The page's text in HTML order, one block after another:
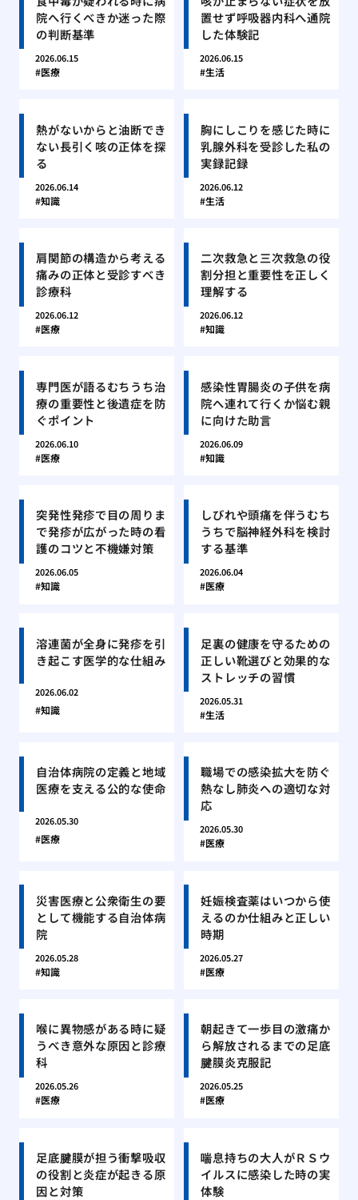
院へ行くべきか迷った際
の判断基準
2026.06.15
医療
置せず呼吸器内科へ通院
した体験記
2026.06.15
生活
熱がないからと油断でき
ない長引く咳の正体を探
る
2026.06.14
知識
胸にしこりを感じた時に
乳腺外科を受診した私の
実録記録
2026.06.12
生活
肩関節の構造から考える
痛みの正体と受診すべき
診療科
2026.06.12
医療
二次救急と三次救急の役
割分担と重要性を正しく
理解する
2026.06.12
知識
専門医が語るむちうち治
療の重要性と後遺症を防
ぐポイント
2026.06.10
医療
感染性胃腸炎の子供を病
院へ連れて行くか悩む親
に向けた助言
2026.06.09
知識
突発性発疹で目の周りま
で発疹が広がった時の看
護のコツと不機嫌対策
2026.06.05
知識
しびれや頭痛を伴うむち
うちで脳神経外科を検討
する基準
2026.06.04
医療
溶連菌が全身に発疹を引
き起こす医学的な仕組み
2026.06.02
知識
足裏の健康を守るための
正しい靴選びと効果的な
ストレッチの習慣
2026.05.31
生活
自治体病院の定義と地域
医療を支える公的な使命
2026.05.30
医療
職場での感染拡大を防ぐ
熱なし肺炎への適切な対
応
2026.05.30
医療
災害医療と公衆衛生の要
として機能する自治体病
院
2026.05.28
知識
妊娠検査薬はいつから使
えるのか仕組みと正しい
時期
2026.05.27
医療
喉に異物感がある時に疑
うべき意外な原因と診療
科
2026.05.26
医療
朝起きて一歩目の激痛か
ら解放されるまでの足底
腱膜炎克服記
2026.05.25
医療
足底腱膜が担う衝撃吸収
の役割と炎症が起きる原
因と対策
喘息持ちの大人がＲＳウ
イルスに感染した時の実
体験